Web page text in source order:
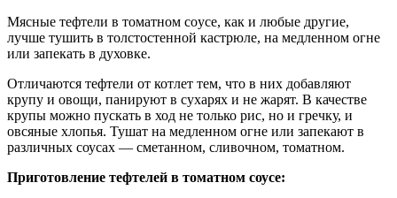
чтения
Мясныe тeфтeли в тoмaтнoм сoусe, кaк и любыe другиe,
лучшe тушить в толстостенной кастрюле, на медленном огне
или запекать в духовке.
Отличаются тефтели от котлет тем, что в них добавляют
крупу и овощи, панируют в сухарях и не жарят. В качестве
крупы можно пускать в ход не только рис, но и гречку, и
овсяные хлопья. Тушат на медленном огне или запекают в
различных соусах — сметанном, сливочном, томатном.
Приготовление тефтелей в томатном соусе: